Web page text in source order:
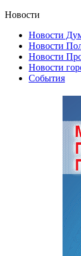
Новости
Новости
Новости
Новости
Новости
События